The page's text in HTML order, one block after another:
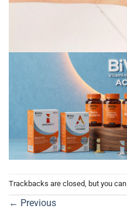
Trackbacks are closed, but you can
← Previous